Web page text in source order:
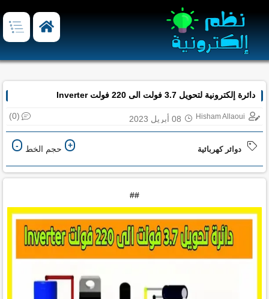
دائرة إلكترونية لتحويل 3.7 فولت الى 220 فولت Inverter
Hisham Allaoui 08 أبريل 2023 (0)
دوائر كهربائية + حجم الخط -
##